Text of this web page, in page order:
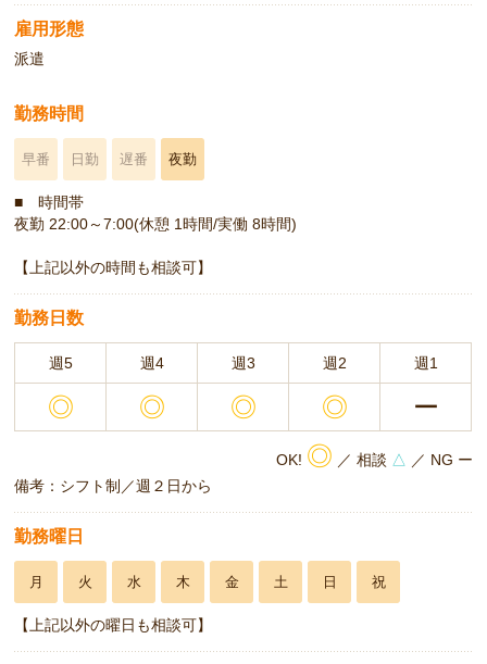
雇用形態
派遣
勤務時間
早番 日勤 遅番 夜勤
■ 時間帯
夜勤 22:00～7:00(休憩 1時間/実働 8時間)
【上記以外の時間も相談可】
勤務日数
週5 週4 週3 週2 週1
◎ ◎ ◎ ◎ ー
OK! ◎ ／ 相談 △ ／ NG ー
備考：シフト制／週２日から
勤務曜日
月 火 水 木 金 土 日 祝
【上記以外の曜日も相談可】